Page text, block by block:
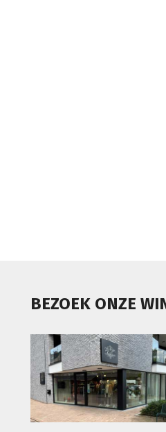
BEZOEK ONZE